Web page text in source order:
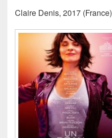
Claire Denis, 2017 (France)